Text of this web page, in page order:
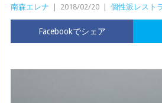
南森エレナ 2018/02/20 個性派レスト
Facebookでシェア